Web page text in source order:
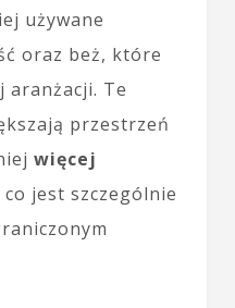
używane
oraz beż, które
aranżacji. Te
przestrzeń
więcej
co jest szczególnie